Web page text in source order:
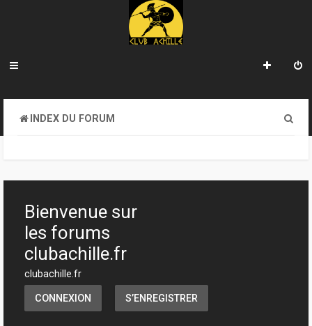
INDEX DU FORUM
h
Bienvenue sur
les forums
clubachille.fr
clubachille.fr
CONNEXION S’ENREGISTRER